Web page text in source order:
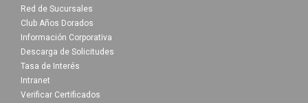
Red de Sucursales
Club Años Dorados
Información Corporativa
Descarga de Solicitudes
Tasa de Interés
Intranet
Verificar Certificados